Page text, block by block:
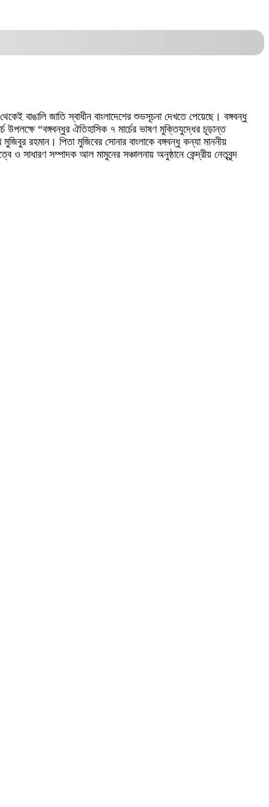
বাঙালি জাতি স্বাধীন বাংলাদেশের শুভসূচনা দেখতে পেয়েছে। বঙ্গবন্ধু
উপলক্ষে “বঙ্গবন্ধুর ঐতিহাসিক ৭ মার্চের ভাষণ মুক্তিযুদ্ধের চূড়ান্ত
রহমান। পিতা মুজিবের সোনার বাংলাকে বঙ্গবন্ধু কন্যা মাননীয়
ও সাধারণ সম্পাদক আল মামুনের সঞ্চালনায় অনুষ্ঠানে কেন্দ্রীয় নেতৃবৃন্দ